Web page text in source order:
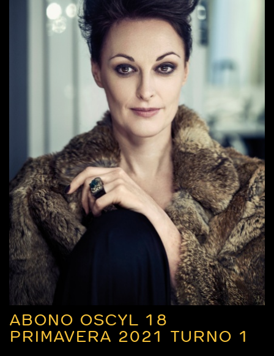
ABONO OSCYL 18
PRIMAVERA 2021 TURNO 1